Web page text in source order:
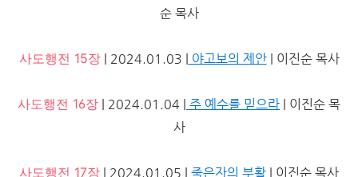
순 목사
사도행전 15장 | 2024.01.03 | 야고보의 제안 | 이진순 목사
사도행전 16장 | 2024.01.04 | 주 예수를 믿으라 | 이진순 목
사
사도행전 17장 | 2024.01.05 | 죽은자의 부활 | 이진순 목사